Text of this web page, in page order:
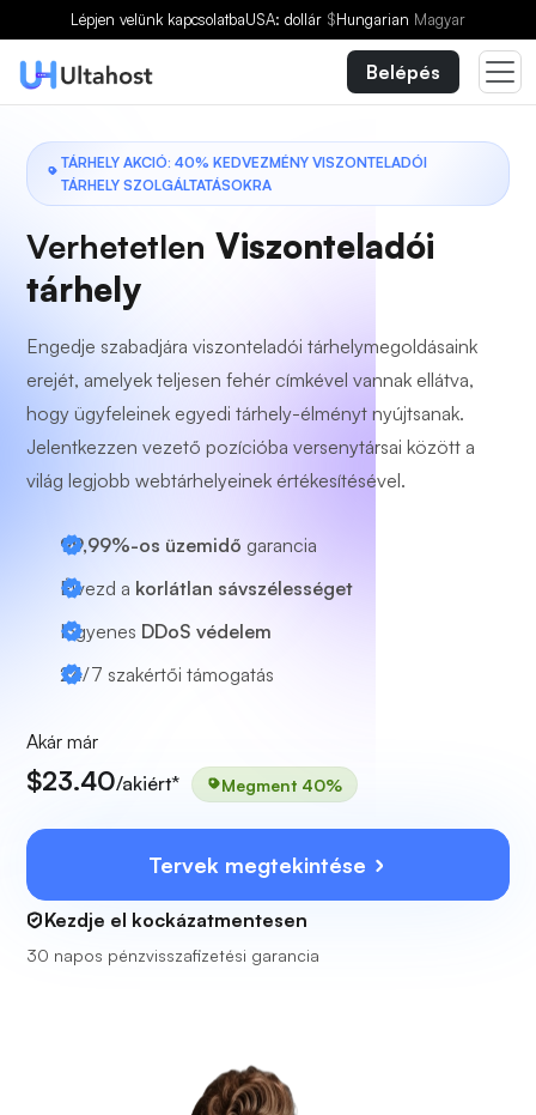
Lépjen velünk kapcsolatbaUSA: dollár $Hungarian Magyar
Belépés
TÁRHELY AKCIÓ: 40% KEDVEZMÉNY VISZONTELADÓI
TÁRHELY SZOLGÁLTATÁSOKRA
Verhetetlen Viszonteladói
tárhely
Engedje szabadjára viszonteladói tárhelymegoldásaink
erejét, amelyek teljesen fehér címkével vannak ellátva,
hogy ügyfeleinek egyedi tárhely-élményt nyújtsanak.
Jelentkezzen vezető pozícióba versenytársai között a
világ legjobb webtárhelyeinek értékesítésével.
99,99%-os üzemidő garancia
Élvezd a korlátlan sávszélességet
Ingyenes DDoS védelem
24/7 szakértői támogatás
Akár már
$23.40/akiért* Megment 40%
Tervek megtekintése
Kezdje el kockázatmentesen
30 napos pénzvisszafizetési garancia